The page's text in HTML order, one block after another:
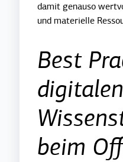
damit genauso
und materielle
Best
digitalen
beim